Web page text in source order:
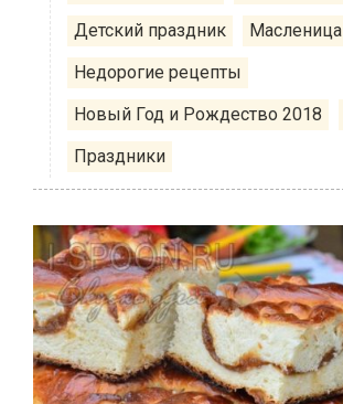
Детский праздник
Масленица
Недорогие рецепты
Новый Год и Рождество 2018
Праздники